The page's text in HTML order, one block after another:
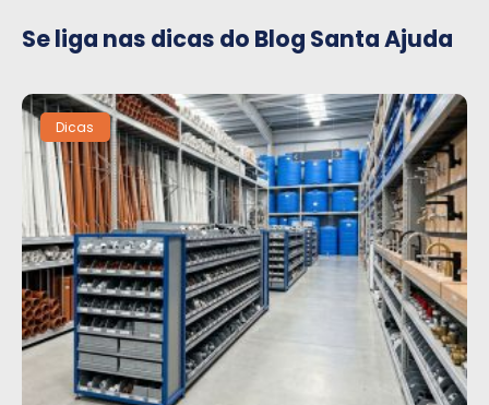
Se liga nas dicas do Blog Santa Ajuda
Dicas